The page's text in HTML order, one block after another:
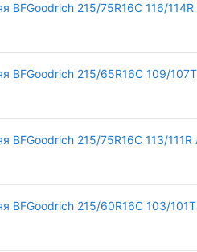
BFGoodrich 215/75R16C 116/114R
BFGoodrich 215/65R16C 109/
BFGoodrich 215/75R16C 113/111R
BFGoodrich 215/60R16C 103/101T